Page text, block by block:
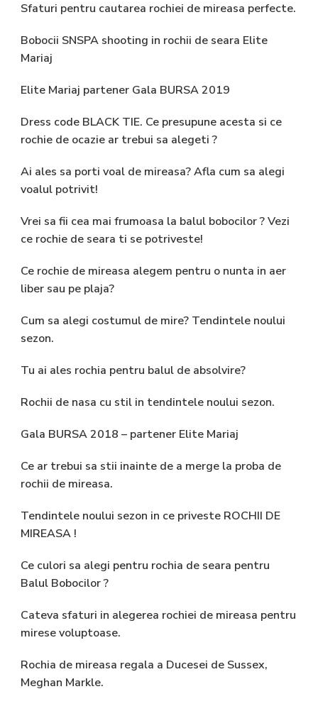
Sfaturi pentru cautarea rochiei de mireasa perfecte.
Bobocii SNSPA shooting in rochii de seara Elite
Mariaj
Elite Mariaj partener Gala BURSA 2019
Dress code BLACK TIE. Ce presupune acesta si ce
rochie de ocazie ar trebui sa alegeti ?
Ai ales sa porti voal de mireasa? Afla cum sa alegi
voalul potrivit!
Vrei sa fii cea mai frumoasa la balul bobocilor ? Vezi
ce rochie de seara ti se potriveste!
Ce rochie de mireasa alegem pentru o nunta in aer
liber sau pe plaja?
Cum sa alegi costumul de mire? Tendintele noului
sezon.
Tu ai ales rochia pentru balul de absolvire?
Rochii de nasa cu stil in tendintele noului sezon.
Gala BURSA 2018 – partener Elite Mariaj
Ce ar trebui sa stii inainte de a merge la proba de
rochii de mireasa.
Tendintele noului sezon in ce priveste ROCHII DE
MIREASA !
Ce culori sa alegi pentru rochia de seara pentru
Balul Bobocilor ?
Cateva sfaturi in alegerea rochiei de mireasa pentru
mirese voluptoase.
Rochia de mireasa regala a Ducesei de Sussex,
Meghan Markle.